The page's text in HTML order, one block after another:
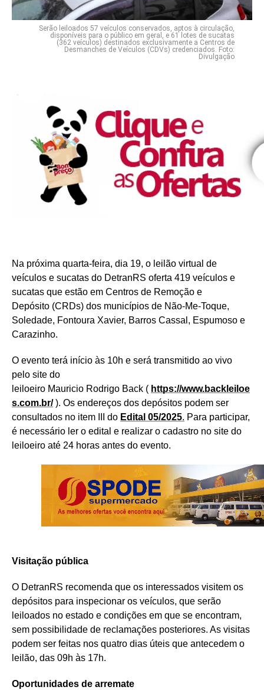
Serão leiloados 57 veículos conservados, aptos à circulação,
disponíveis para o público em geral, e 61 lotes de sucatas
(362 veículos) destinados exclusivamente a Centros de
Desmanches de Veículos (CDVs) credenciados. Foto:
Divulgação
Na próxima quarta-feira, dia 19, o leilão virtual de
veículos e sucatas do DetranRS oferta 419 veículos e
sucatas que estão em Centros de Remoção e
Depósito (CRDs) dos municípios de Não-Me-Toque,
Soledade, Fontoura Xavier, Barros Cassal, Espumoso e
Carazinho.
O evento terá início às 10h e será transmitido ao vivo
pelo site do
leiloeiro Mauricio Rodrigo Back ( https://www.backleiloe
s.com.br/ ). Os endereços dos depósitos podem ser
consultados no item III do Edital 05/2025. Para participar,
é necessário ler o edital e realizar o cadastro no site do
leiloeiro até 24 horas antes do evento.
Visitação pública
O DetranRS recomenda que os interessados visitem os
depósitos para inspecionar os veículos, que serão
leiloados no estado e condições em que se encontram,
sem possibilidade de reclamações posteriores. As visitas
podem ser feitas nos quatro dias úteis que antecedem o
leilão, das 09h às 17h.
Oportunidades de arremate